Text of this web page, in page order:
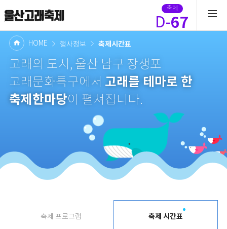
축제
D-67
HOME 행사정보 축제시간표
고래의 도시, 울산 남구 장생포
고래문화특구에서 고래를 테마로 한
축제한마당이 펼쳐집니다.
축제 프로그램 축제 시간표